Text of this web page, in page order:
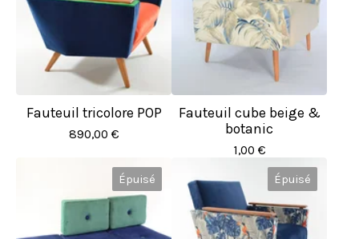
Fauteuil tricolore POP
890,00 €
Fauteuil cube beige &
botanic
1,00 €
Épuisé
Épuisé